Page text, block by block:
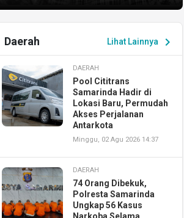
Lihat Lainnya chevron_right
Daerah
DAERAH
Pool Cititrans
Samarinda Hadir di
Lokasi Baru, Permudah
Akses Perjalanan
Antarkota
Minggu, 02 Agu 2026 14:37
DAERAH
74 Orang Dibekuk,
Polresta Samarinda
Ungkap 56 Kasus
Narkoba Selama